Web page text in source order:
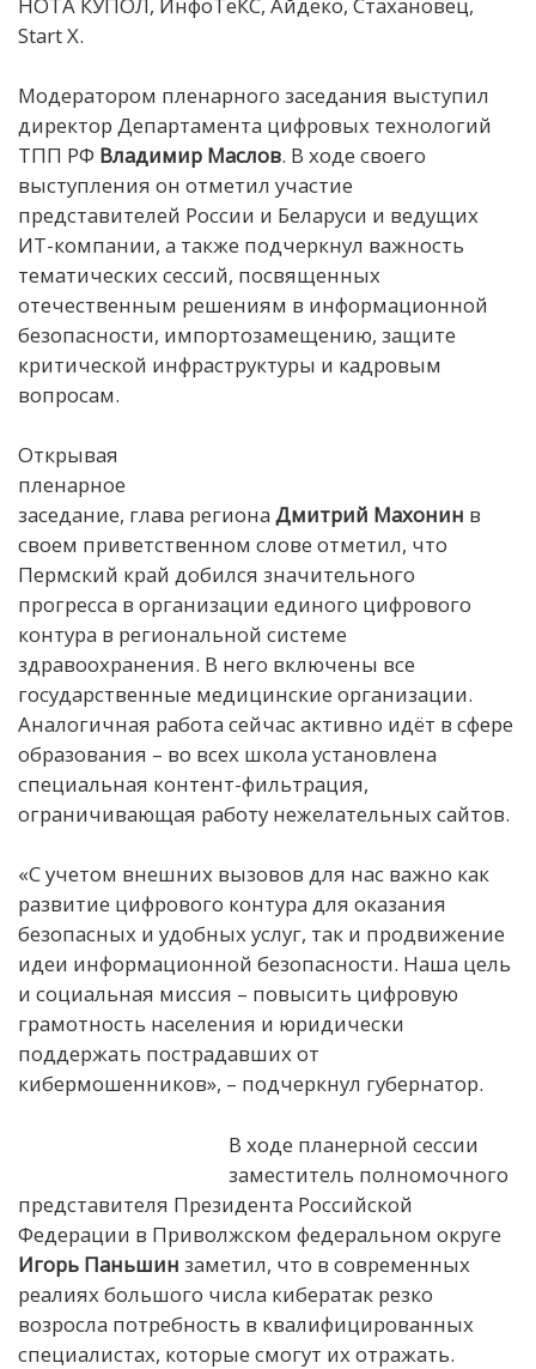
Start X.
Модератором пленарного заседания выступил
директор Департамента цифровых технологий
ТПП РФ Владимир Маслов. В ходе своего
выступления он отметил участие
представителей России и Беларуси и ведущих
ИТ-компании, а также подчеркнул важность
тематических сессий, посвященных
отечественным решениям в информационной
безопасности, импортозамещению, защите
критической инфраструктуры и кадровым
вопросам.
Открывая
пленарное
заседание, глава региона Дмитрий Махонин в
своем приветственном слове отметил, что
Пермский край добился значительного
прогресса в организации единого цифрового
контура в региональной системе
здравоохранения. В него включены все
государственные медицинские организации.
Аналогичная работа сейчас активно идёт в сфере
образования – во всех школа установлена
специальная контент-фильтрация,
ограничивающая работу нежелательных сайтов.
«С учетом внешних вызовов для нас важно как
развитие цифрового контура для оказания
безопасных и удобных услуг, так и продвижение
идеи информационной безопасности. Наша цель
и социальная миссия – повысить цифровую
грамотность населения и юридически
поддержать пострадавших от
кибермошенников», – подчеркнул губернатор.
В ходе планерной сессии
заместитель полномочного
представителя Президента Российской
Федерации в Приволжском федеральном округе
Игорь Паньшин заметил, что в современных
реалиях большого числа кибератак резко
возросла потребность в квалифицированных
специалистах, которые смогут их отражать.